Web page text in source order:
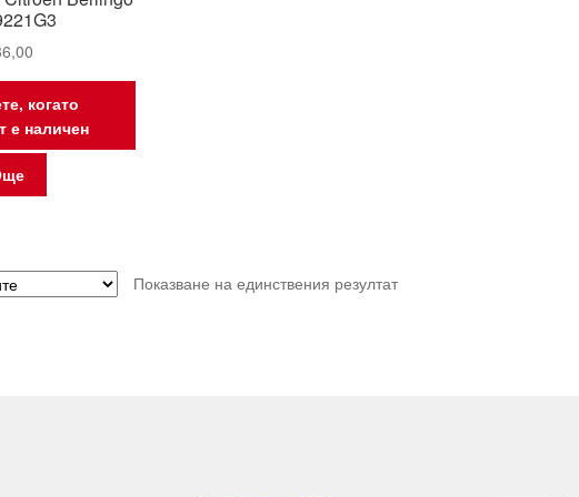
когато
е наличен
Показване на единствения резултат